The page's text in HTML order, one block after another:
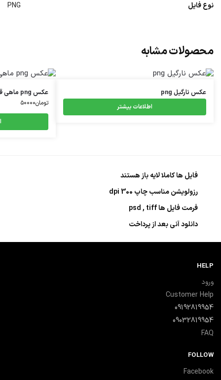
نوع فایل PNG
محصولات مشابه
عکس نارگیل png
اطلاعات بیشتر
عکس png ماهی قرمز
تومان۵۰۰۰۰
فایل ها کاملا لایه باز هستند
رزولویشن مناسب چاپ 300 dpi
فرمت فایل ها psd , tiff
دانلود آنی بعد از پرداخت
HELP
ورود
Customer Help
09192819954
09032819954
FAQ
FOLLOW
Facebook